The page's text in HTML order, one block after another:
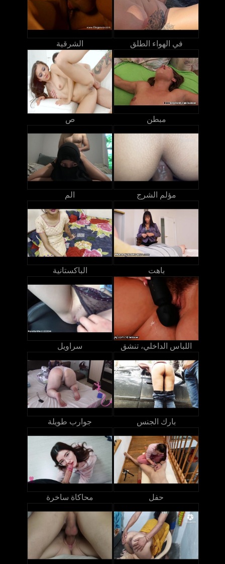
الشرقية في الهواء الطلق
ص مبطن
الم مؤلم الشرج
الباكستانية باهت
سراويل اللباس الداخلي، تنشق
جوارب طويلة بارك الجنس
محاكاة ساخرة حفل